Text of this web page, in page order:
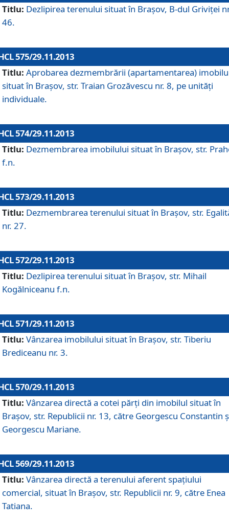
Titlu: Dezlipirea terenului situat în Braşov, B-dul Griviţei
46.
575/29.11.2013
Titlu: Aprobarea dezmembrării (apartamentarea)
situat în Braşov, str. Traian Grozăvescu nr. 8, pe unităţi
individuale.
574/29.11.2013
Titlu: Dezmembrarea imobilului situat în Braşov, str.
f.n.
573/29.11.2013
Titlu: Dezmembrarea terenului situat în Braşov, str.
nr. 27.
572/29.11.2013
Titlu: Dezlipirea terenului situat în Braşov, str. Mihail
Kogălniceanu f.n.
571/29.11.2013
Titlu: Vânzarea imobilului situat în Braşov, str. Tiberiu
Brediceanu nr. 3.
570/29.11.2013
Titlu: Vânzarea directă a cotei părţi din imobilul situat în
Braşov, str. Republicii nr. 13, către Georgescu Constantin
Georgescu Mariane.
569/29.11.2013
Titlu: Vânzarea directă a terenului aferent spaţiului
comercial, situat în Braşov, str. Republicii nr. 9, către Enea
Tatiana.